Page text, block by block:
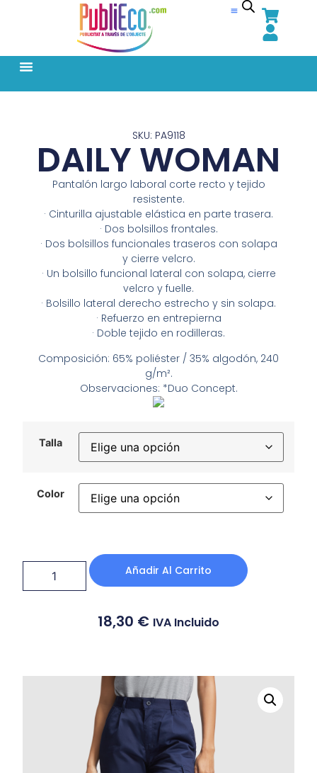
SKU: PA9118
DAILY WOMAN
Pantalón largo laboral corte recto y tejido
resistente.
· Cinturilla ajustable elástica en parte trasera.
· Dos bolsillos frontales.
· Dos bolsillos funcionales traseros con solapa
y cierre velcro.
· Un bolsillo funcional lateral con solapa, cierre
velcro y fuelle.
· Bolsillo lateral derecho estrecho y sin solapa.
· Refuerzo en entrepierna
· Doble tejido en rodilleras.
Composición: 65% poliéster / 35% algodón, 240
g/m².
Observaciones: *Duo Concept.
Talla
Color
Añadir Al Carrito
18,30 € IVA Incluido